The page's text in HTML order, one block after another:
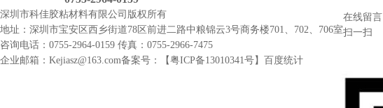
深圳市科佳胶粘材料有限公司 版权所有
地址：深圳市宝安区西乡街道78区前进二路中粮锦云3号商务楼701、702、706室
咨询电话：0755-2964-0159 传真：0755-2966-7475
企业邮箱：Kejiasz@163.com备案号：【粤ICP备13010341号】 百度统计
在线留言
扫一扫